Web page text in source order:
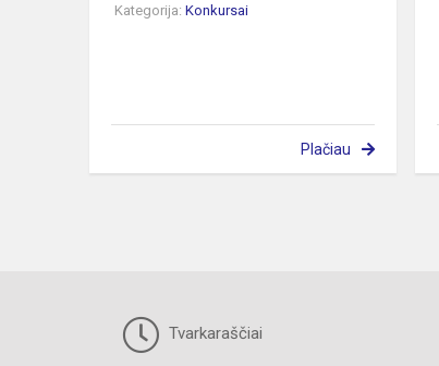
Kategorija: Konkursai
Plačiau
Tvarkaraščiai